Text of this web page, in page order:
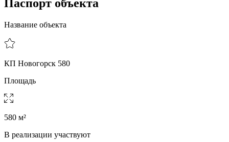
Паспорт объекта
Название объекта
КП Новогорск 580
Площадь
580 м²
В реализации участвуют